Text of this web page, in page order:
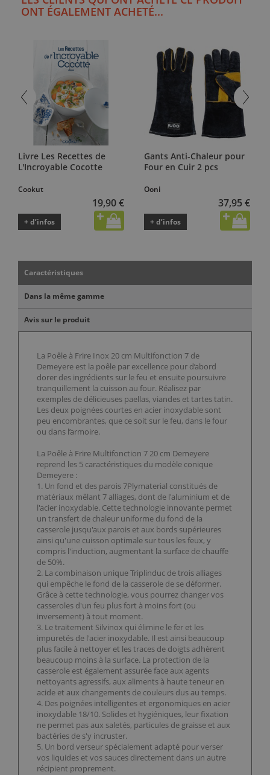
ONT ÉGALEMENT ACHETÉ...
Livre Les Recettes de
L'Incroyable Cocotte
Cookut
19,90 €
+ d’infos
Gants Anti-Chaleur pour
Four en Cuir 2 pcs
Ooni
37,95 €
+ d’infos
Caractéristiques
Dans la même gamme
Avis sur le produit
La Poêle à Frire Inox 20 cm Multifonction 7 de
Demeyere est la poêle par excellence pour d’abord
dorer des ingrédients sur le feu et ensuite poursuivre
tranquillement la cuisson au four. Réalisez par
exemples de délicieuses paellas, viandes et tartes tatin.
Les deux poignées courtes en acier inoxydable sont
peu encombrantes, que ce soit sur le feu, dans le four
ou dans l’armoire.
La Poêle à Frire Multifonction 7 20 cm Demeyere
reprend les 5 caractéristiques du modèle conique
Demeyere :
1. Un fond et des parois 7Plymaterial constitués de
matériaux mêlant 7 alliages, dont de l'aluminium et de
l'acier inoxydable. Cette technologie innovante permet
un transfert de chaleur uniforme du fond de la
casserole jusqu'aux parois et aux bords supérieures
ainsi qu'une cuisson optimale sur tous les feux, y
compris l'induction, augmentant la surface de chauffe
de 50%.
2. La combinaison unique Triplinduc de trois alliages
qui empêche le fond de la casserole de se déformer.
Grâce à cette technologie, vous pourrez changer vos
casseroles d'un feu plus fort à moins fort (ou
inversement) à tout moment.
3. Le traitement Silvinox qui élimine le fer et les
impuretés de l'acier inoxydable. Il est ainsi beaucoup
plus facile à nettoyer et les traces de doigts adhèrent
beaucoup moins à la surface. La protection de la
casserole est également assurée face aux agents
nettoyants agressifs, aux aliments à haute teneur en
acide et aux changements de couleurs dus au temps.
4. Des poignées intelligentes et ergonomiques en acier
inoxydable 18/10. Solides et hygiéniques, leur fixation
ne permet pas aux saletés, particules de graisse et aux
bactéries de s'y incruster.
5. Un bord verseur spécialement adapté pour verser
vos liquides et vos sauces directement dans un autre
récipient proprement.